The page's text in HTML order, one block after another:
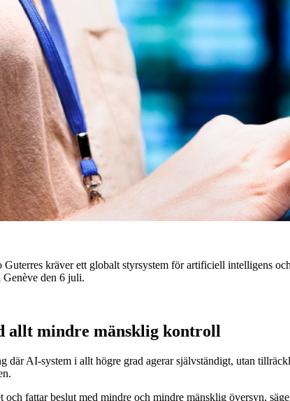
Guterres kräver ett globalt styrsystem för artificiell intelligens
den 6 juli.
allt mindre mänsklig kontroll
där AI-system i allt högre grad agerar självständigt, utan
och fattar beslut med mindre och mindre mänsklig översyn,